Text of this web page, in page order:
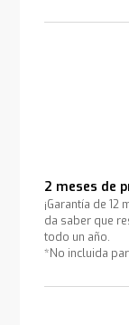
2 meses de
¡Garantía de
da saber que
todo un año.
*No incluida